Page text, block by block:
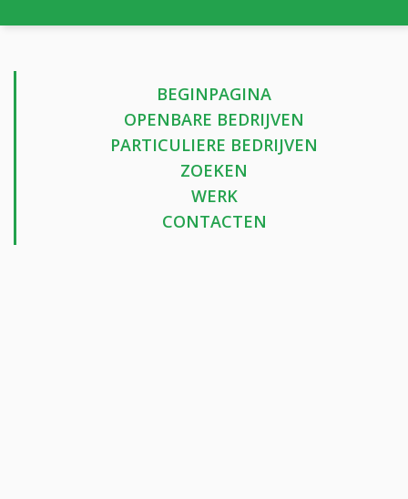
BEGINPAGINA
OPENBARE BEDRIJVEN
PARTICULIERE BEDRIJVEN
ZOEKEN
WERK
CONTACTEN